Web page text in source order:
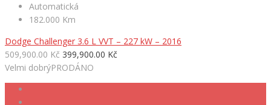
Automatická
182.000 Km
Dodge Challenger 3.6 L VVT – 227 kW – 2016
509,900.00 Kč 399,900.00 Kč
Velmi dobrýPRODÁNO